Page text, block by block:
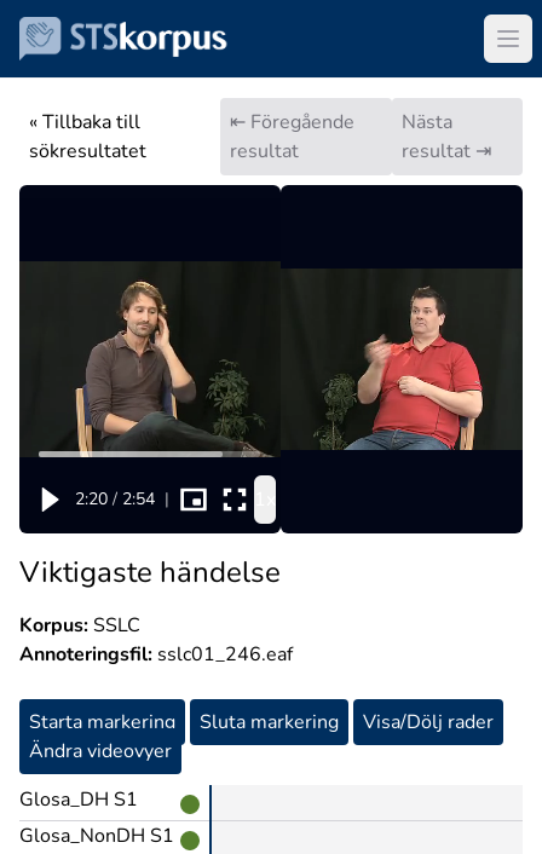
« Tillbaka till
sökresultatet
⇤ Föregående
resultat
Nästa
resultat ⇥
2:20 / 2:54 |
Viktigaste händelse
Korpus:SSLC
Annoteringsfil: sslc01_246.eaf
Starta markering Sluta markering
Visa/Dölj rader
Ändra videovyer
Glosa_DH S1
Glosa_NonDH S1